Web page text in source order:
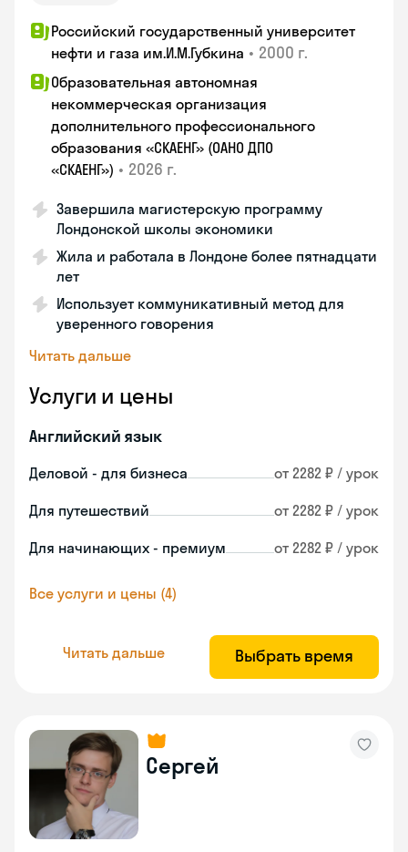
Российский государственный университет
нефти и газа им.И.М.Губкина • 2000 г.
Образовательная автономная
некоммерческая организация
дополнительного профессионального
образования «СКАЕНГ» (ОАНО ДПО
«СКАЕНГ») • 2026 г.
Завершила магистерскую программу
Лондонской школы экономики
Жила и работала в Лондоне более пятнадцати
лет
Использует коммуникативный метод для
уверенного говорения
Читать дальше
Услуги и цены
Английский язык
Деловой - для бизнеса от 2282 ₽ / урок
Для путешествий от 2282 ₽ / урок
Для начинающих - премиум от 2282 ₽ / урок
Все услуги и цены (4)
Читать дальше Выбрать время
Сергей